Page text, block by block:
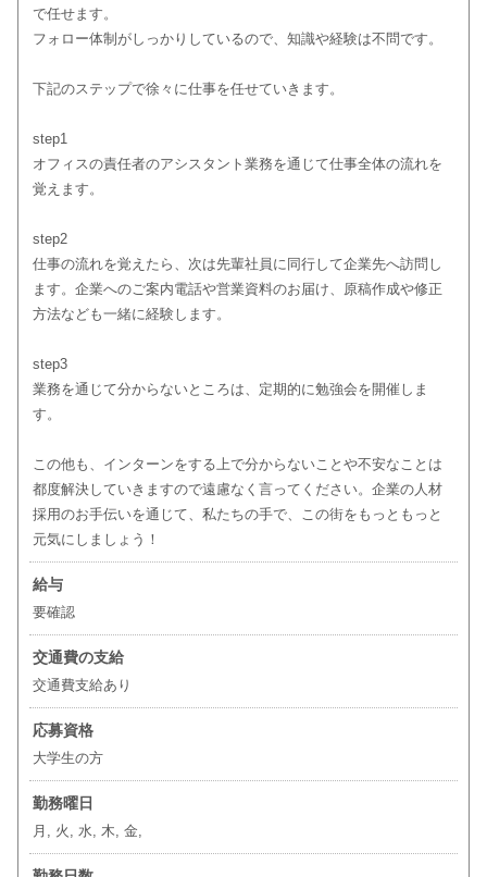
で任せます。
フォロー体制がしっかりしているので、知識や経験は不問です。
下記のステップで徐々に仕事を任せていきます。
step1
オフィスの責任者のアシスタント業務を通じて仕事全体の流れを
覚えます。
step2
仕事の流れを覚えたら、次は先輩社員に同行して企業先へ訪問し
ます。企業へのご案内電話や営業資料のお届け、原稿作成や修正
方法なども一緒に経験します。
step3
業務を通じて分からないところは、定期的に勉強会を開催しま
す。
この他も、インターンをする上で分からないことや不安なことは
都度解決していきますので遠慮なく言ってください。企業の人材
採用のお手伝いを通じて、私たちの手で、この街をもっともっと
元気にしましょう！
給与
要確認
交通費の支給
交通費支給あり
応募資格
大学生の方
勤務曜日
月, 火, 水, 木, 金,